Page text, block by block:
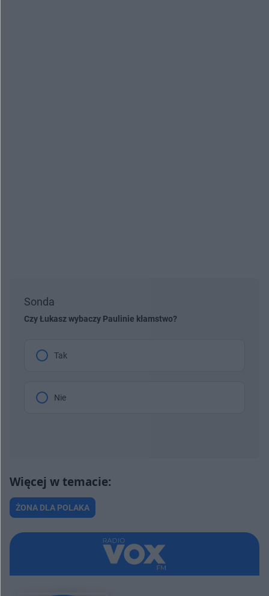
Sonda
Czy Łukasz wybaczy Paulinie kłamstwo?
Tak
Nie
ŻONA DLA POLAKA